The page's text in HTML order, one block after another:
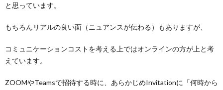
と思っています。
もちろんリアルの良い面（ニュアンスが伝わる）もありますが、
コミュニケーションコストを考える上ではオンラインの方が上と考
えています。
ZOOMやTeamsで招待する時に、あらかじめInvitationに「何時から